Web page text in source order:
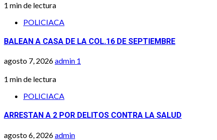
1 min de lectura
POLICIACA
BALEAN A CASA DE LA COL.16 DE SEPTIEMBRE
agosto 7, 2026admin 1
1 min de lectura
POLICIACA
ARRESTAN A 2 POR DELITOS CONTRA LA SALUD
agosto 6, 2026admin